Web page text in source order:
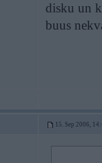
disku un
buus
15. Sep 2006,